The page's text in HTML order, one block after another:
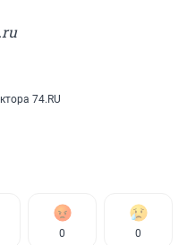
74.RU
0 0